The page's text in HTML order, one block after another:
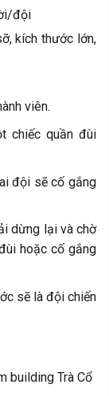
đội
kích thước lớn,
viên.
chiếc quần đùi
đội sẽ cố gắng
dừng lại và chờ
hoặc cố gắng
sẽ là đội chiến
building Trà Cổ